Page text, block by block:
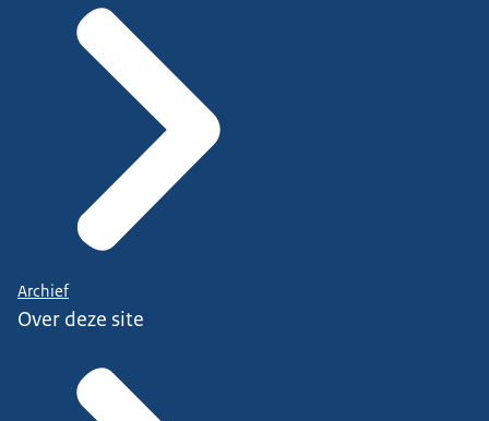
Archief
Over deze site